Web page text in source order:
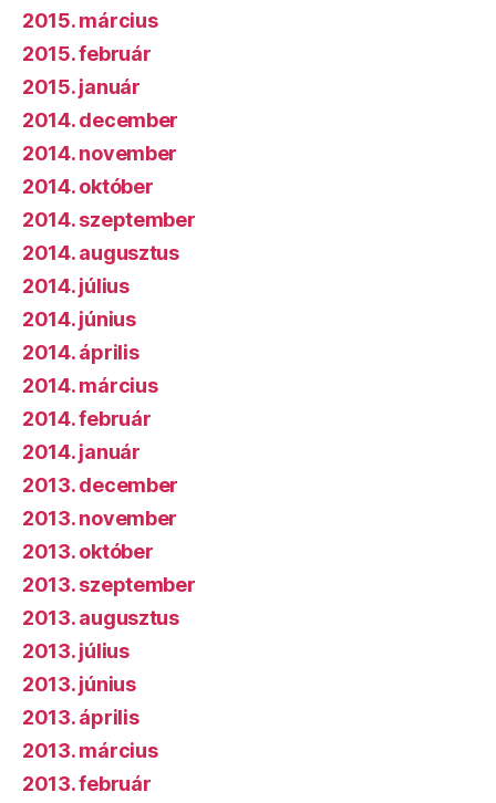
2015. március
2015. február
2015. január
2014. december
2014. november
2014. október
2014. szeptember
2014. augusztus
2014. július
2014. június
2014. április
2014. március
2014. február
2014. január
2013. december
2013. november
2013. október
2013. szeptember
2013. augusztus
2013. július
2013. június
2013. április
2013. március
2013. február